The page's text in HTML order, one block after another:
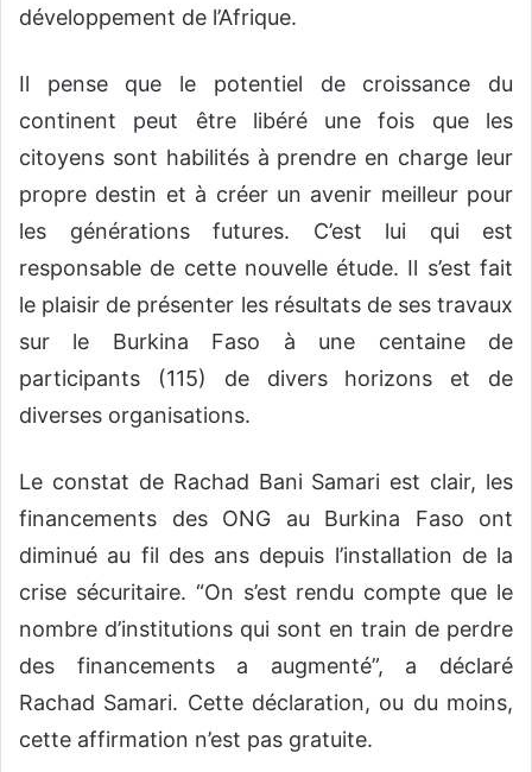
développement de l’Afrique.
Il pense que le potentiel de croissance du
continent peut être libéré une fois queles
citoyens sont habilités à prendre en charge leur
propre destin et à créer un avenir meilleur pour
les générations futures. C’est lui qui est
responsable de cette nouvelle étude. Il s’est fait
le plaisir de présenter les résultats de ses travaux
sur le Burkina Faso à une centaine de
participants (115) de divers horizons et de
diverses organisations.
Le constat de Rachad Bani Samari est clair, les
financements des ONG au Burkina Faso ont
diminué au fil des ans depuis l’installation de la
crise sécuritaire. “On s’est rendu compte que le
nombre d’institutions qui sont en train de perdre
des financements a augmenté”, a déclaré
Rachad Samari. Cette déclaration, ou du moins,
cette affirmation n’est pas gratuite.